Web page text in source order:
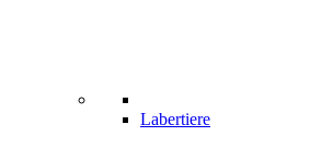
Labertiere